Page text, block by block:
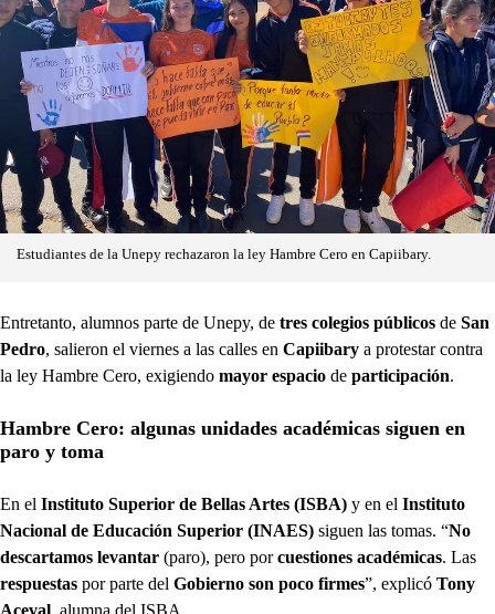
Estudiantes de la Unepy rechazaron la ley Hambre Cero en Capiibary.
Entretanto, alumnos parte de Unepy, de tres colegios públicos de San
Pedro, salieron el viernes a las calles en Capiibary a protestar contra
la ley Hambre Cero, exigiendo mayor espacio de participación.
Hambre Cero: algunas unidades académicas siguen en
paro y toma
En el Instituto Superior de Bellas Artes (ISBA) y en el Instituto
Nacional de Educación Superior (INAES) siguen las tomas. “No
descartamos levantar (paro), pero porcuestiones académicas. Las
respuestas por parte del Gobierno son poco firmes”, explicó Tony